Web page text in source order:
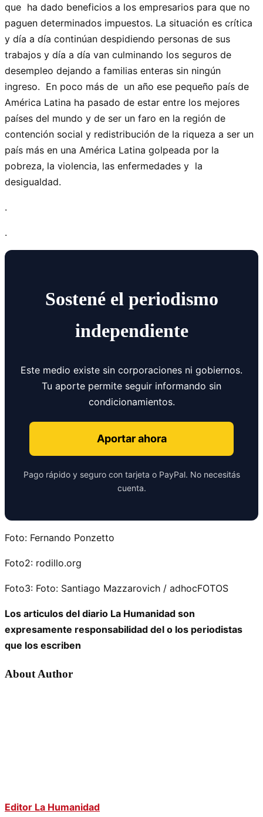
que ha dado beneficios a los empresarios para que no
paguen determinados impuestos. La situación es crítica
y día a día continúan despidiendo personas de sus
trabajos y día a día van culminando los seguros de
desempleo dejando a familias enteras sin ningún
ingreso. En poco más de un año ese pequeño país de
América Latina ha pasado de estar entre los mejores
países del mundo y de ser un faro en la región de
contención social y redistribución de la riqueza a ser un
país más en una América Latina golpeada por la
pobreza, la violencia, las enfermedades y la
desigualdad.
.
.
Sostené el periodismo
independiente
Este medio existe sin corporaciones ni gobiernos.
Tu aporte permite seguir informando sin
condicionamientos.
Aportar ahora
Pago rápido y seguro con tarjeta o PayPal. No necesitás
cuenta.
Foto: Fernando Ponzetto
Foto2: rodillo.org
Foto3: Foto: Santiago Mazzarovich / adhocFOTOS
Los articulos del diario La Humanidad son
expresamente responsabilidad del o los periodistas
que los escriben
About Author
Editor La Humanidad